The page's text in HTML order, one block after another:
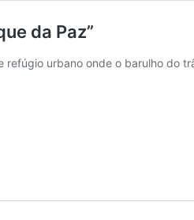
da Paz”
refúgio urbano onde o barulho do